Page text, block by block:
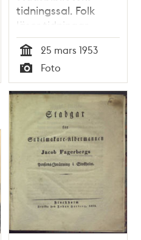
tidningssal. Folk
läser tidningar
Tid
25 mars 1953
Typ
Foto